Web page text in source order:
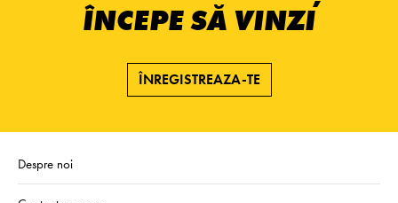
ÎNCEPE SĂ VINZI
ÎNREGISTREAZA-TE
Despre noi